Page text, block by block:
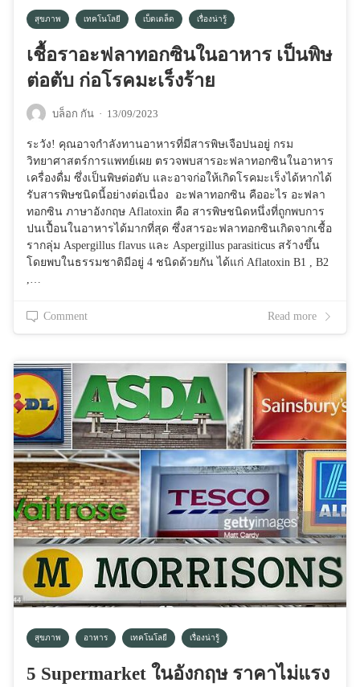
สุขภาพ เทคโนโลยี เบ็ดเตล็ด เรื่องน่ารู้
เชื้อราอะฟลาทอกซินในอาหาร เป็นพิษ
ต่อตับ ก่อโรคมะเร็งร้าย
บล็อก กัน · 13/09/2023
ระวัง! คุณอาจกำลังทานอาหารที่มีสารพิษเจือปนอยู่ กรม
วิทยาศาสตร์การแพทย์เผย ตรวจพบสารอะฟลาทอกซินในอาหาร
เครื่องดื่ม ซึ่งเป็นพิษต่อตับ และอาจก่อให้เกิดโรคมะเร็งได้หากได้
รับสารพิษชนิดนี้อย่างต่อเนื่อง อะฟลาทอกซิน คืออะไร อะฟลา
ทอกซิน ภาษาอังกฤษ Aflatoxin คือ สารพิษชนิดหนึ่งที่ถูกพบการ
ปนเปื้อนในอาหารได้มากที่สุด ซึ่งสารอะฟลาทอกซินเกิดจากเชื้อ
รากลุ่ม Aspergillus flavus และ Aspergillus parasiticus สร้างขึ้น
โดยพบในธรรมชาติมีอยู่ 4 ชนิดด้วยกัน ได้แก่ Aflatoxin B1 , B2
,…
Comment Read more
สุขภาพ อาหาร เทคโนโลยี เรื่องน่ารู้
5 Supermarket ในอังกฤษ ราคาไม่แรง